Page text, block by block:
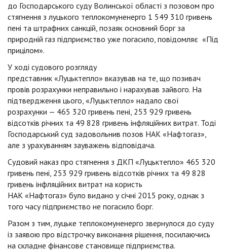
до Господарського суду Волинської області з позовом про
стягнення з луцького теплокомуненерго 1 549 310 гривень
пені та штрафних санкцій, позаяк основний борг за
природній газ підприємство уже погасило, повідомляє «Під
прицілом».
У ході судового розгляду
представник «Луцьктепло» вказував на те, що позивач
провів розрахунки неправильно і нарахував зайвого. На
підтвердження цього, «Луцьктепло» надало свої
розрахунки — 465 320 гривень пені, 253 929 гривень
відсотків річних та 49 828 гривень інфляційних витрат. Тоді
Господарський суд задовольнив позов НАК «Нафтогаз»,
але з урахуванням зауважень відповідача.
Судовий наказ про стягнення з ДКП «Луцьктепло» 465 320
гривень пені, 253 929 гривень відсотків річних та 49 828
гривень інфляційних витрат на користь
НАК «Нафтогаз» було видано у січні 2015 року, однак з
того часу підприємство не погасило борг.
Разом з тим, луцьке теплокомуненерго звернулося до суду
із заявою про відстрочку виконання рішення, посилаючись
на складне фінансове становище підприємства.